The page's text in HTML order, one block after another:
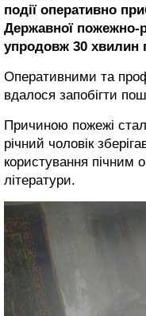
події оперативно
Державної пожежно-
упродовж 30 хвилин
Оперативними та
вдалося запобігти
Причиною пожежі
річний чоловік
користування пічним
літератури.